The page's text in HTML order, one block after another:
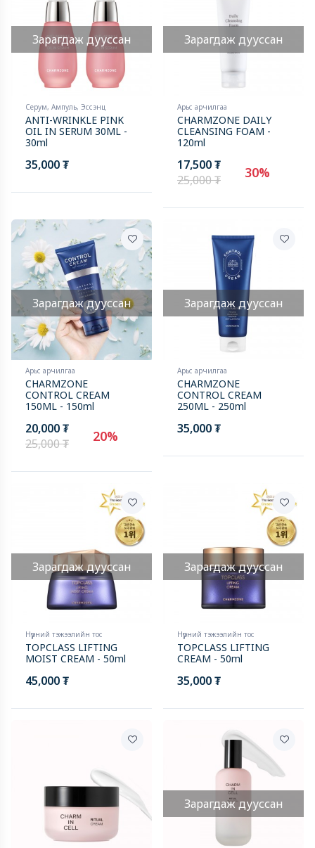
Зарагдаж дууссан
Серум, Ампуль, Эссэнц
ANTI-WRINKLE PINK
OIL IN SERUM 30ML -
30ml
35,000 ₮
Зарагдаж дууссан
Арьс арчилгаа
CHARMZONE DAILY
CLEANSING FOAM -
120ml
17,500 ₮
25,000 ₮
30%
Зарагдаж дууссан
Арьс арчилгаа
CHARMZONE
CONTROL CREAM
150ML - 150ml
20,000 ₮
25,000 ₮
20%
Зарагдаж дууссан
Арьс арчилгаа
CHARMZONE
CONTROL CREAM
250ML - 250ml
35,000 ₮
Зарагдаж дууссан
Нүүрний тэжээлийн тос
TOPCLASS LIFTING
MOIST CREAM - 50ml
45,000 ₮
Зарагдаж дууссан
Нүүрний тэжээлийн тос
TOPCLASS LIFTING
CREAM - 50ml
35,000 ₮
Зарагдаж дууссан